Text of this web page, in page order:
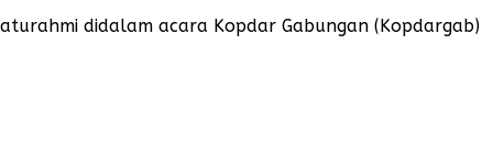
didalam acara Kopdar Gabungan (Kopdargab)